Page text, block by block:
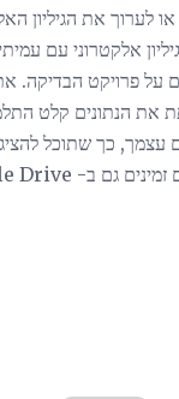
או לערוך את הגיליון
אלקטרוני עם
פרויקט הבדיקה.
את הנתונים קלט
עצמך, כך שתוכל